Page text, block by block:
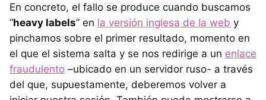
En concreto, el fallo se produce cuando buscamos
“heavy labels” en la versión inglesa de la web y
pinchamos sobre el primer resultado, momento en
el que el sistema salta y se nos redirige a un enlace
fraudulento –ubicado en un servidor ruso- a través
del que, supuestamente, deberemos volver a